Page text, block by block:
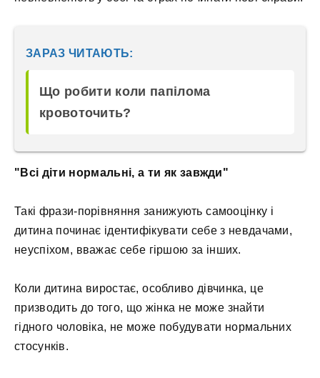
ЗАРАЗ ЧИТАЮТЬ:
Що робити коли папілома
кровоточить?
"Всі діти нормальні, а ти як завжди"
Такі фрази-порівняння занижують самооцінку і
дитина починає ідентифікувати себе з невдачами,
неуспіхом, вважає себе гіршою за інших.
Коли дитина виростає, особливо дівчинка, це
призводить до того, що жінка не може знайти
гідного чоловіка, не може побудувати нормальних
стосунків.